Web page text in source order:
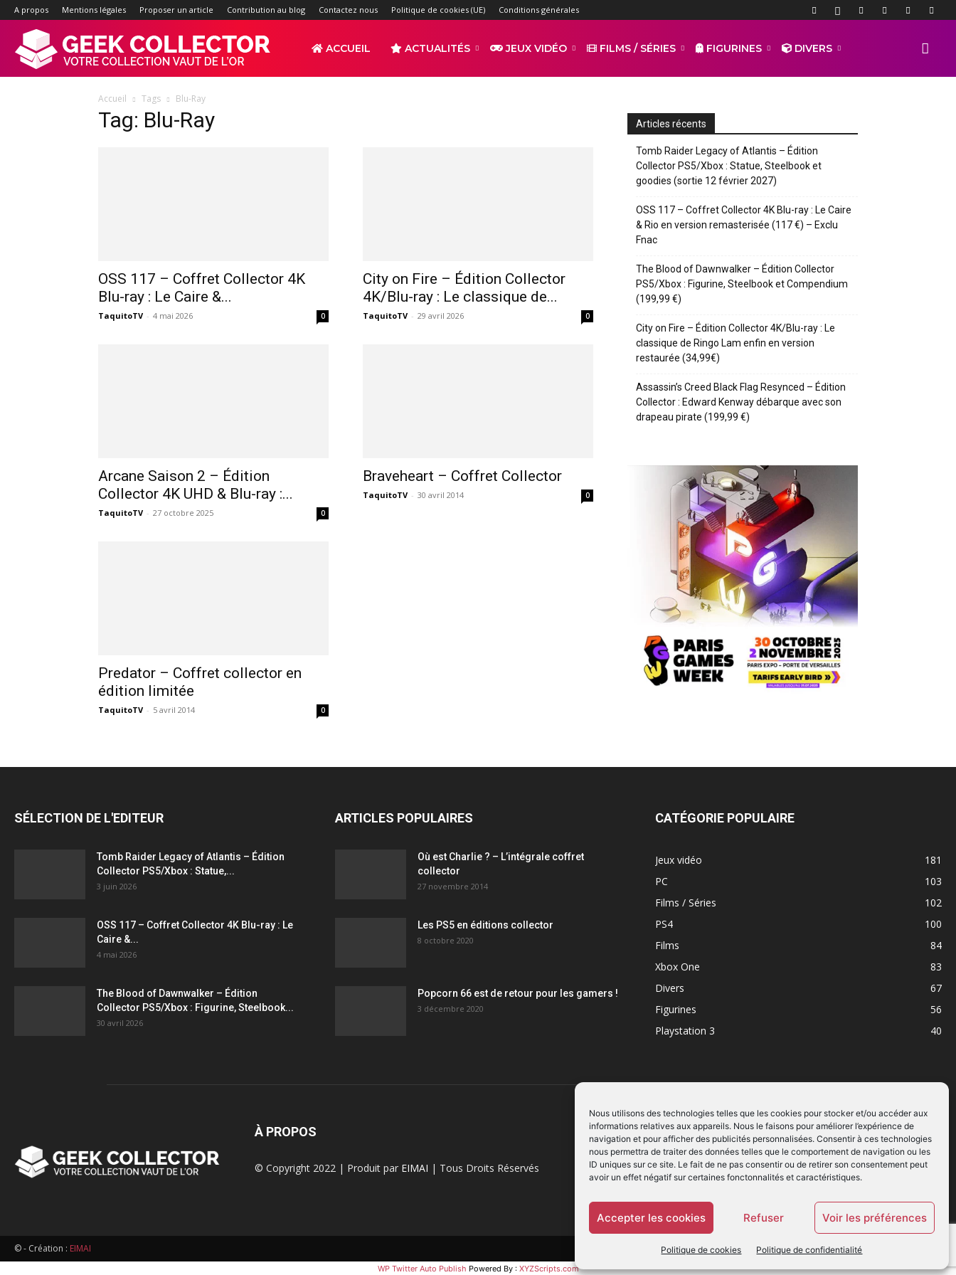
Nous utilisons des technologies telles que les cookies pour stocker et/ou accéder aux
informations relatives aux appareils. Nous le faisons pour améliorer l’expérience de
navigation et pour afficher des publicités personnalisées. Consentir à ces technologies
nous permettra de traiter des données telles que le comportement de navigation ou les
ID uniques sur ce site. Le fait de ne pas consentir ou de retirer son consentement peut
avoir un effet négatif sur certaines fonctonnalités et caractéristiques.
Accepter les cookies Refuser Voir les préférences
Politique de cookies Politique de confidentialité
A propos Mentions légales Proposer un article Contribution au blog Contactez nous Politique de cookies (UE) Conditions générales
d'actualités
steelbook,
jeux
statuettes
ACCUEIL ACTUALITÉS JEUX VIDÉO FILMS / SÉRIES FIGURINES DIVERS
Accueil Tags Blu-Ray
Tag: Blu-Ray
OSS 117 – Coffret Collector 4K
Blu-ray : Le Caire &...
TaquitoTV - 4 mai 2026 0
City on Fire – Édition Collector
4K/Blu-ray : Le classique de...
TaquitoTV - 29 avril 2026 0
Arcane Saison 2 – Édition
Collector 4K UHD & Blu-ray :...
TaquitoTV - 27 octobre 2025 0
Braveheart – Coffret Collector
TaquitoTV - 30 avril 2014 0
Predator – Coffret collector en
édition limitée
TaquitoTV - 5 avril 2014 0
Articles récents
Tomb Raider Legacy of Atlantis – Édition
Collector PS5/Xbox : Statue, Steelbook et
goodies (sortie 12 février 2027)
OSS 117 – Coffret Collector 4K Blu-ray : Le Caire
& Rio en version remasterisée (117 €) – Exclu
Fnac
The Blood of Dawnwalker – Édition Collector
PS5/Xbox : Figurine, Steelbook et Compendium
(199,99 €)
City on Fire – Édition Collector 4K/Blu-ray : Le
classique de Ringo Lam enfin en version
restaurée (34,99€)
Assassin’s Creed Black Flag Resynced – Édition
Collector : Edward Kenway débarque avec son
drapeau pirate (199,99 €)
SÉLECTION DE L'EDITEUR
Tomb Raider Legacy of Atlantis – Édition
Collector PS5/Xbox : Statue,...
3 juin 2026
OSS 117 – Coffret Collector 4K Blu-ray : Le
Caire &...
4 mai 2026
The Blood of Dawnwalker – Édition
Collector PS5/Xbox : Figurine, Steelbook...
30 avril 2026
ARTICLES POPULAIRES
Où est Charlie ? – L’intégrale coffret
collector
27 novembre 2014
Les PS5 en éditions collector
8 octobre 2020
Popcorn 66 est de retour pour les gamers !
3 décembre 2020
CATÉGORIE POPULAIRE
Jeux vidéo
181
PC
103
Films / Séries
102
PS4
100
Films
84
Xbox One
83
Divers
67
Figurines
56
Playstation 3
40
À PROPOS
© Copyright 2022 | Produit par EIMAI | Tous Droits Réservés
SUIVEZ NOUS
© - Création : EIMAI
WP Twitter Auto Publish Powered By : XYZScripts.com